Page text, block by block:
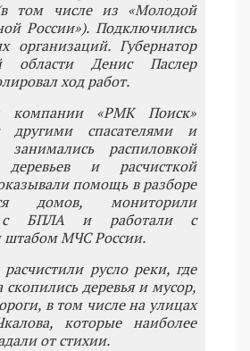
том числе из «Молодой
России»). Подключились
организаций. Губернатор
области Денис Паслер
ход работ.
компании «РМК Поиск»
другими спасателями и
занимались распиловкой
деревьев и расчисткой
помощь в разборе
домов, мониторили
с БПЛА и работали с
штабом МЧС России.
русло реки, где
скопились деревья и мусор,
в том числе на улицах
которые наиболее
от стихии.